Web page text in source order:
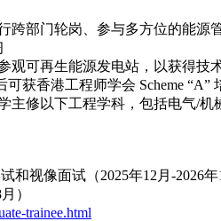
跨部门轮岗、参与多方位的能
观可再生能源发电站，以获得技
获香港工程师学会 Scheme “A”
主修以下工程学科，包括电气/
和视像面试（2025年12月-
）
trainee.html